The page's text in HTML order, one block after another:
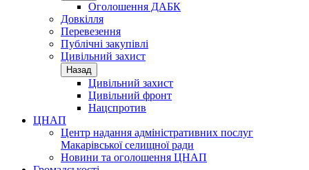
Оголошення ДАБК
Довкілля
Перевезення
Публічні закупівлі
Цивільний захист
Назад
Цивільний захист
Цивільний фронт
Нацспротив
ЦНАП
Центр надання адміністративних послуг
Макарівської селищної ради
Новини та оголошення ЦНАП